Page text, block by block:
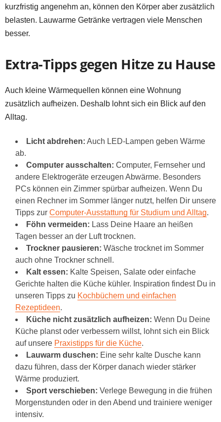
kurzfristig angenehm an, können den Körper aber zusätzlich
belasten. Lauwarme Getränke vertragen viele Menschen
besser.
Extra-Tipps gegen Hitze zu Hause
Auch kleine Wärmequellen können eine Wohnung
zusätzlich aufheizen. Deshalb lohnt sich ein Blick auf den
Alltag.
Licht abdrehen: Auch LED-Lampen geben Wärme
ab.
Computer ausschalten: Computer, Fernseher und
andere Elektrogeräte erzeugen Abwärme. Besonders
PCs können ein Zimmer spürbar aufheizen. Wenn Du
einen Rechner im Sommer länger nutzt, helfen Dir unsere
Tipps zur Computer-Ausstattung für Studium und Alltag.
Föhn vermeiden: Lass Deine Haare an heißen
Tagen besser an der Luft trocknen.
Trockner pausieren: Wäsche trocknet im Sommer
auch ohne Trockner schnell.
Kalt essen: Kalte Speisen, Salate oder einfache
Gerichte halten die Küche kühler. Inspiration findest Du in
unseren Tipps zu Kochbüchern und einfachen
Rezeptideen.
Küche nicht zusätzlich aufheizen: Wenn Du Deine
Küche planst oder verbessern willst, lohnt sich ein Blick
auf unsere Praxistipps für die Küche.
Lauwarm duschen: Eine sehr kalte Dusche kann
dazu führen, dass der Körper danach wieder stärker
Wärme produziert.
Sport verschieben: Verlege Bewegung in die frühen
Morgenstunden oder in den Abend und trainiere weniger
intensiv.